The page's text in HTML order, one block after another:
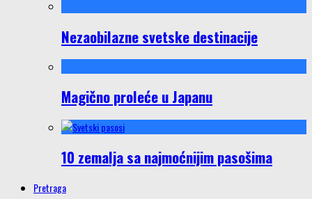
Nezaobilazne svetske destinacije
Magično proleće u Japanu
10 zemalja sa najmoćnijim pasošima
Pretraga